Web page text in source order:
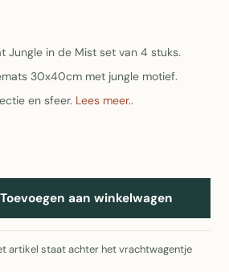
Jungle in de Mist set van 4 stuks.
30x40cm met jungle motief.
en sfeer. Lees meer..
Toevoegen aan winkelwagen
artikel staat achter het vrachtwagentje